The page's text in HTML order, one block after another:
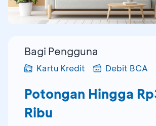
Bagi Pengguna
Kartu Kredit Debit BCA
Potongan Hingga
Ribu